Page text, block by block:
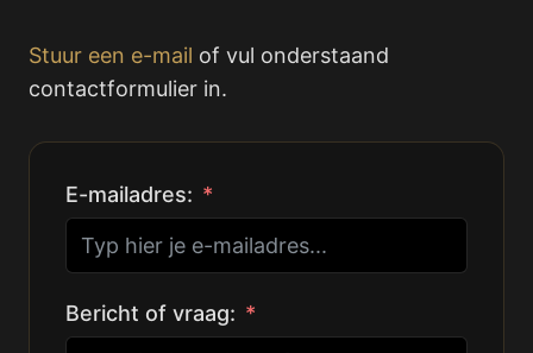
Stuur een e-mail of vul onderstaand
contactformulier in.
E-mailadres:
Bericht of vraag: